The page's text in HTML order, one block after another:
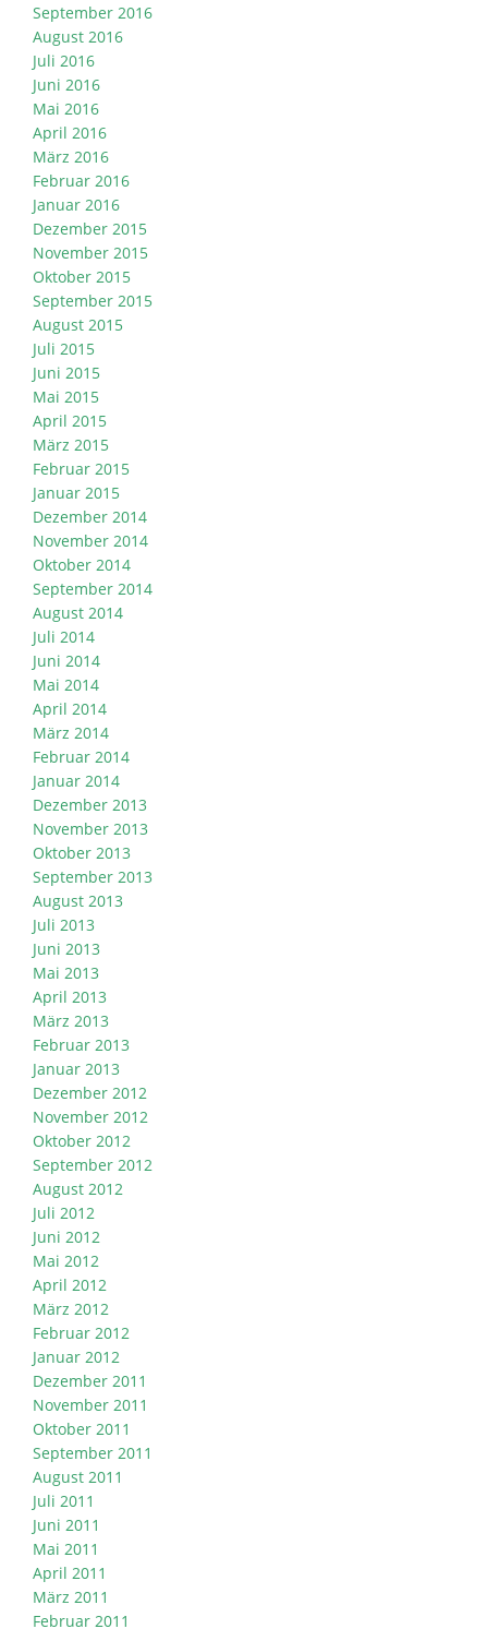
September 2016
August 2016
Juli 2016
Juni 2016
Mai 2016
April 2016
März 2016
Februar 2016
Januar 2016
Dezember 2015
November 2015
Oktober 2015
September 2015
August 2015
Juli 2015
Juni 2015
Mai 2015
April 2015
März 2015
Februar 2015
Januar 2015
Dezember 2014
November 2014
Oktober 2014
September 2014
August 2014
Juli 2014
Juni 2014
Mai 2014
April 2014
März 2014
Februar 2014
Januar 2014
Dezember 2013
November 2013
Oktober 2013
September 2013
August 2013
Juli 2013
Juni 2013
Mai 2013
April 2013
März 2013
Februar 2013
Januar 2013
Dezember 2012
November 2012
Oktober 2012
September 2012
August 2012
Juli 2012
Juni 2012
Mai 2012
April 2012
März 2012
Februar 2012
Januar 2012
Dezember 2011
November 2011
Oktober 2011
September 2011
August 2011
Juli 2011
Juni 2011
Mai 2011
April 2011
März 2011
Februar 2011